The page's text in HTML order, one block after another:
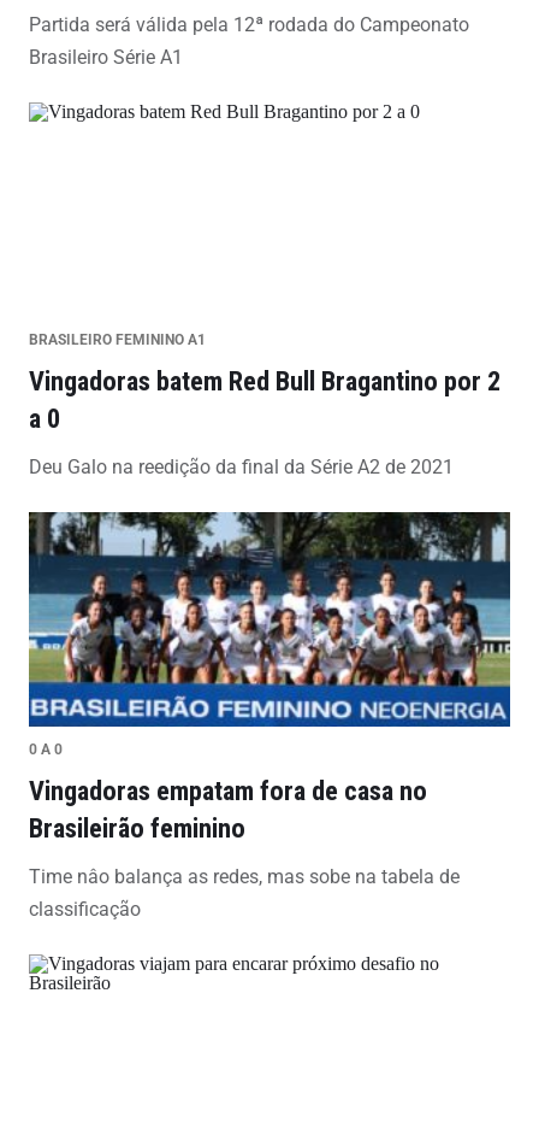
Partida será válida pela 12ª rodada do Campeonato
Brasileiro Série A1
BRASILEIRO FEMININO A1
Vingadoras batem Red Bull Bragantino por 2
a 0
Deu Galo na reedição da final da Série A2 de 2021
0 A 0
Vingadoras empatam fora de casa no
Brasileirão feminino
Time nâo balança as redes, mas sobe na tabela de
classificação